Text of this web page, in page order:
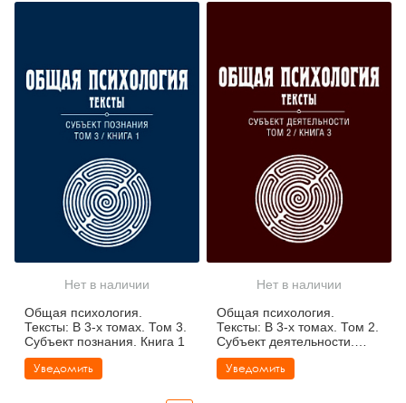
Нет в наличии
Общая психология.
Тексты: В 3-х томах. Том 3.
Субъект познания. Книга 1
Уведомить
Нет в наличии
Общая психология.
Тексты: В 3-х томах. Том 2.
Субъект деятельности.
Книга 3
Уведомить